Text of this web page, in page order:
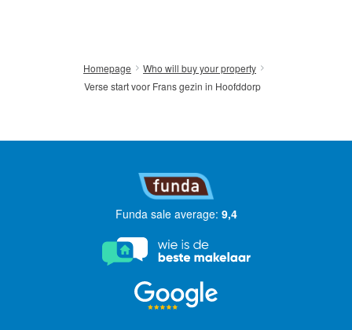
Homepage
Who will buy your property
Verse start voor Frans gezin in Hoofddorp
Funda sale average: 9,4